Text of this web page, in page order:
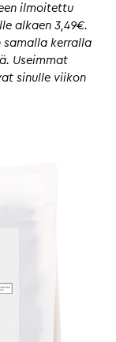
ilmoitettu
alkaen 3,49€.
samalla kerralla
Useimmat
sinulle viikon